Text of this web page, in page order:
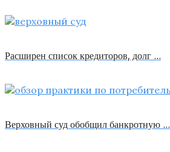
Расширен список кредиторов, долг …
Верховный суд обобщил банкротную …